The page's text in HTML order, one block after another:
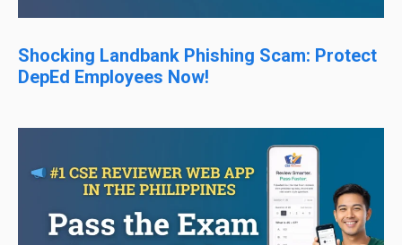
Shocking Landbank Phishing Scam: Protect
DepEd Employees Now!